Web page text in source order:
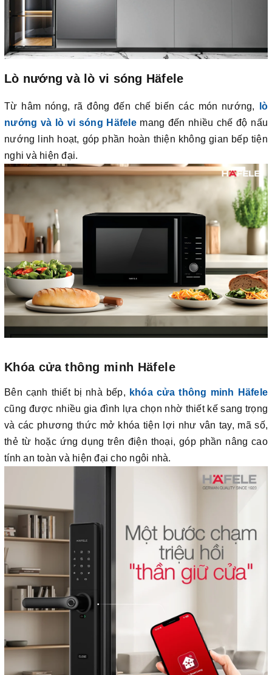
Lò nướng và lò vi sóng Häfele
Từ hâm nóng, rã đông đến chế biến các món nướng,
lò
nướng và lò vi sóng Häfelemang đến nhiều chế độ nấu
nướng linh hoạt, góp phần hoàn thiện không gian bếp tiện
nghi và hiện đại.
Khóa cửa thông minh Häfele
Bên cạnh thiết bị nhà bếp, khóa cửa thông minh Häfele
cũng được nhiều gia đình lựa chọn nhờ thiết kế sang trọng
và các phương thức mở khóa tiện lợi như vân tay, mã số,
thẻ từ hoặc ứng dụng trên điện thoại, góp phần nâng cao
tính an toàn và hiện đại cho ngôi nhà.